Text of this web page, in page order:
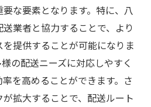
な要素となります。特に、八
業者と協力することで、より
提供することが可能になりま
の配送ニーズに対応しやすく
を高めることができます。さ
拡大することで、配送ルート